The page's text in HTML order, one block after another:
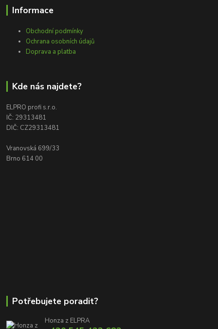
Informace
Obchodní podmínky
Ochrana osobních údajů
Doprava a platba
Kde nás najdete?
ELPRO profi s.r.o.
IČ: 29313481
DIČ: CZ29313481
Vranovská 699/33
Brno 614 00
Potřebujete poradit?
Honza z ELPRA